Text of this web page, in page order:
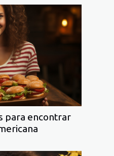
para encontrar